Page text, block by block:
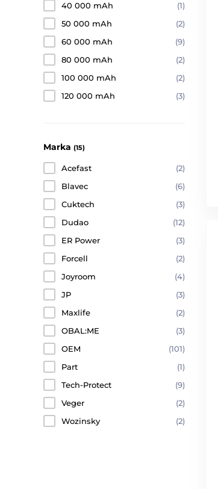
40 000 mAh
(1)
50 000 mAh
(2)
60 000 mAh
(9)
80 000 mAh
(2)
100 000 mAh
(2)
120 000 mAh
(3)
Marka (15)
Acefast
(2)
Blavec
(6)
Cuktech
(3)
Dudao
(12)
ER Power
(3)
Forcell
(2)
Joyroom
(4)
JP
(3)
Maxlife
(2)
OBAL:ME
(3)
OEM
(101)
Part
(1)
Tech-Protect
(9)
Veger
(2)
Wozinsky
(2)